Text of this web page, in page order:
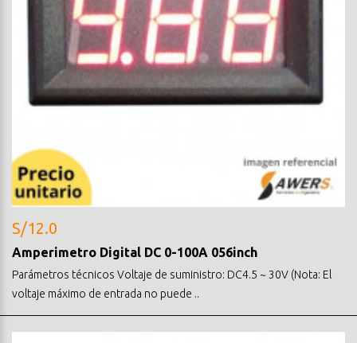
S/12.0
Amperimetro Digital DC 0-100A 056inch
Parámetros técnicos Voltaje de suministro: DC4.5 ~ 30V (Nota: El
voltaje máximo de entrada no puede ..